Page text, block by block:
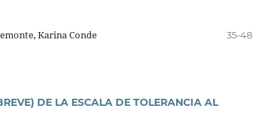
Karina Conde 35-48
DE LA ESCALA DE TOLERANCIA AL